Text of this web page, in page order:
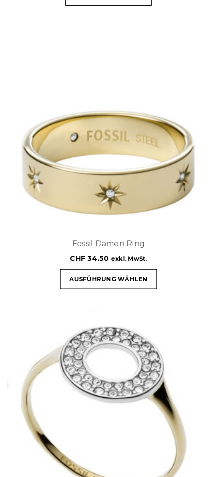
Fossil Damen Ring
CHF 34.50 exkl. MwSt.
AUSFÜHRUNG WÄHLEN